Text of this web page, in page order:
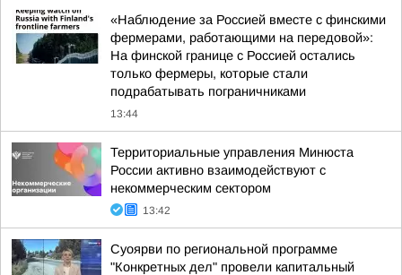
«Наблюдение за Россией вместе с финскими
фермерами, работающими на передовой»:
На финской границе с Россией остались
только фермеры, которые стали
подрабатывать пограничниками
13:44
Территориальные управления Минюста
России активно взаимодействуют с
некоммерческим сектором
13:42
Суоярви по региональной программе
"Конкретных дел" провели капитальный